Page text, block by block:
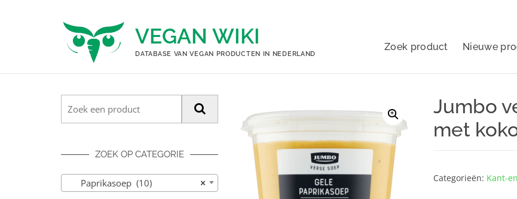
VEGAN WIKI
DATABASE VAN VEGAN PRODUCTEN IN NEDERLAND
Zoek product Nieuwe
Jumbo
met
Categorieën: Kant-
ZOEK OP CATEGORIE
×
Paprikasoep (10)